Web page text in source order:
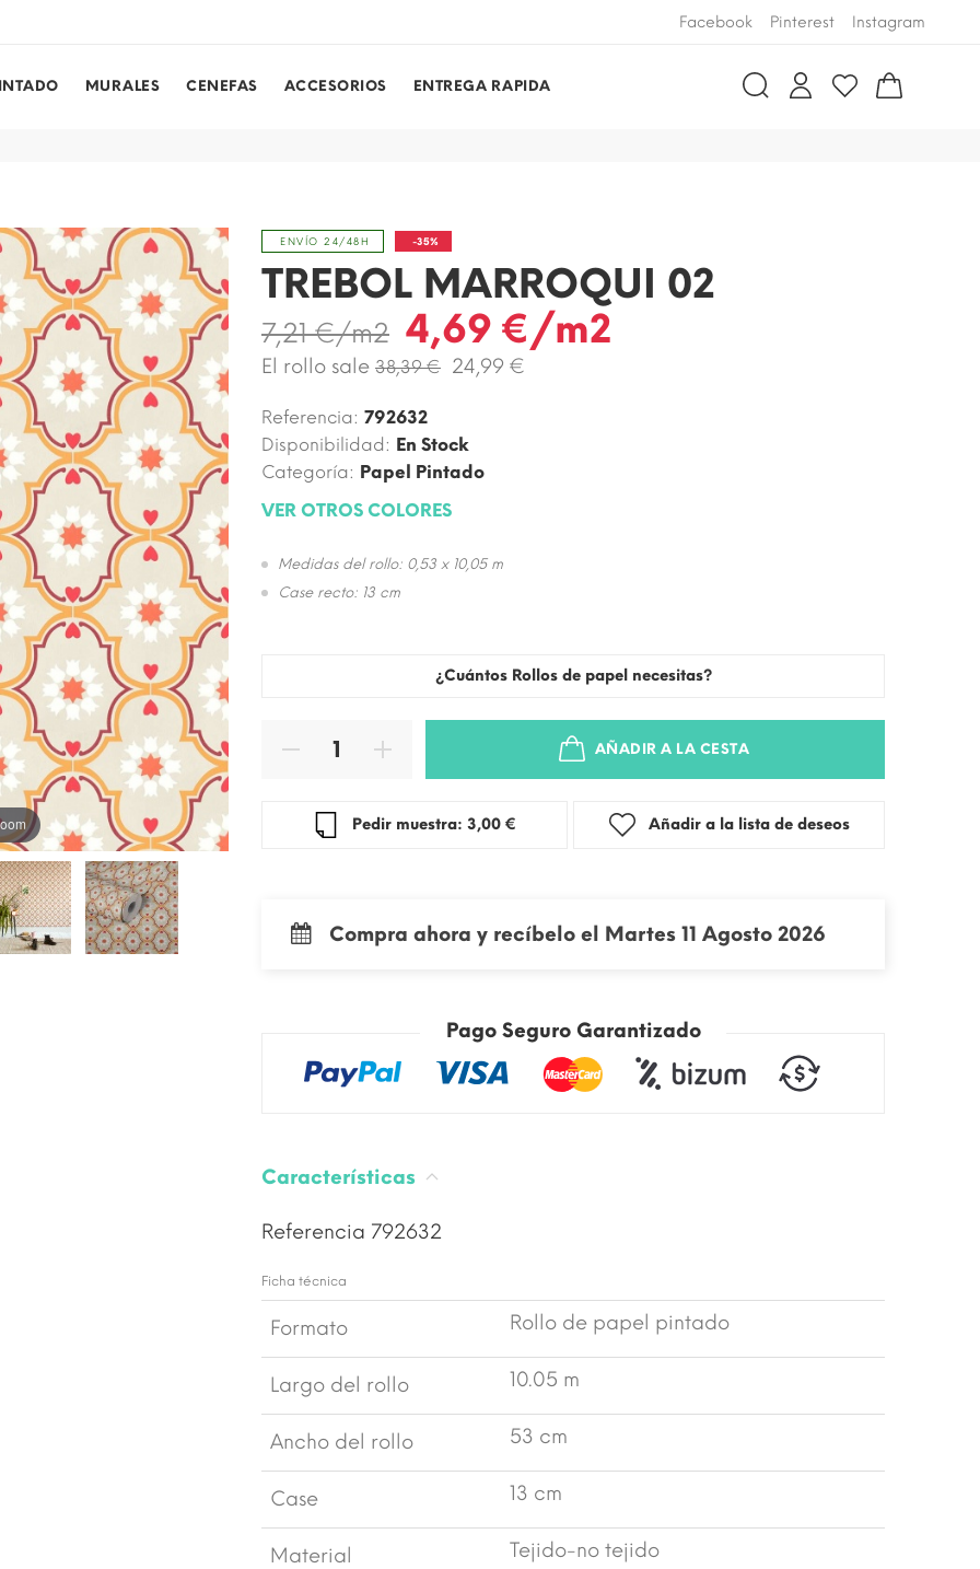
Facebook Pinterest Instagram
MURALES CENEFAS ACCESORIOS ENTREGA RAPIDA
ENVÍO 24/48H -35%
TREBOL MARROQUI 02
7,21 €/m2 4,69 €/m2
El rollo sale 38,39 € 24,99 €
Referencia: 792632
Disponibilidad: En Stock
Categoría: Papel Pintado
VER OTROS COLORES
Medidas del rollo: 0,53 x 10,05 m
Case recto: 13 cm
¿Cuántos Rollos de papel necesitas?
AÑADIR A LA CESTA
Pedir muestra: 3,00 € Añadir a la lista de deseos
Compra ahora y recíbelo el Martes 11 Agosto 2026
Pago Seguro Garantizado
Características
Referencia 792632
Ficha técnica
Formato Rollo de papel pintado
Largo del rollo 10.05 m
Ancho del rollo 53 cm
Case 13 cm
Material Tejido-no tejido